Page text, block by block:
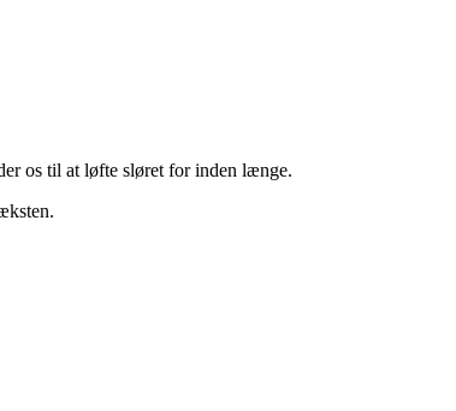
os til at løfte sløret for inden længe.